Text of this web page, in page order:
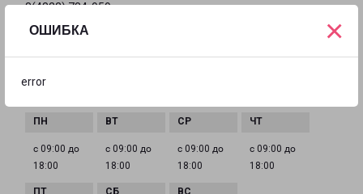
ОШИБКА
error
×
8(4822) 784-959
tver@pecom.ru
с 09:00 до
18:00
с 09:00 до
18:00
с 09:00 до
18:00
с 09:00 до
18:00